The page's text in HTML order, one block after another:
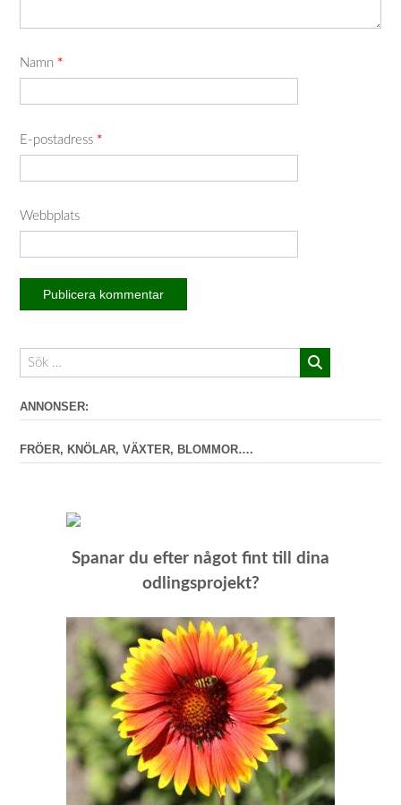
Namn *
E-postadress *
Webbplats
ANNONSER:
FRÖER, KNÖLAR, VÄXTER, BLOMMOR….
Spanar du efter något fint till dina
odlingsprojekt?